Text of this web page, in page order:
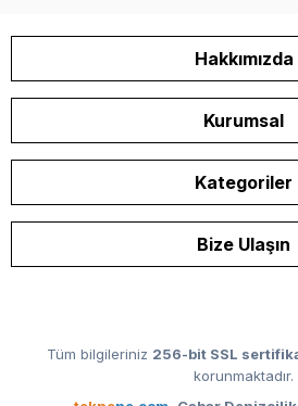
Hakkımızda
Kurumsal
Kategoriler
Bize Ulaşın
Tüm bilgileriniz 256-bit SSL
korunmaktadır.